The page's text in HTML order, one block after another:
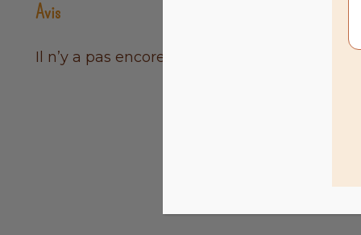
Avis
Il n’y a pas encore d’avis.